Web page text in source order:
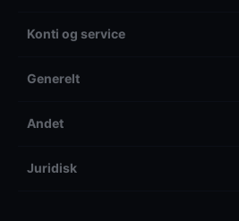
Konti og service
Generelt
Andet
Juridisk